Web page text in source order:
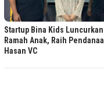
Startup Bina Kids Luncurkan
Ramah Anak, Raih
Hasan VC